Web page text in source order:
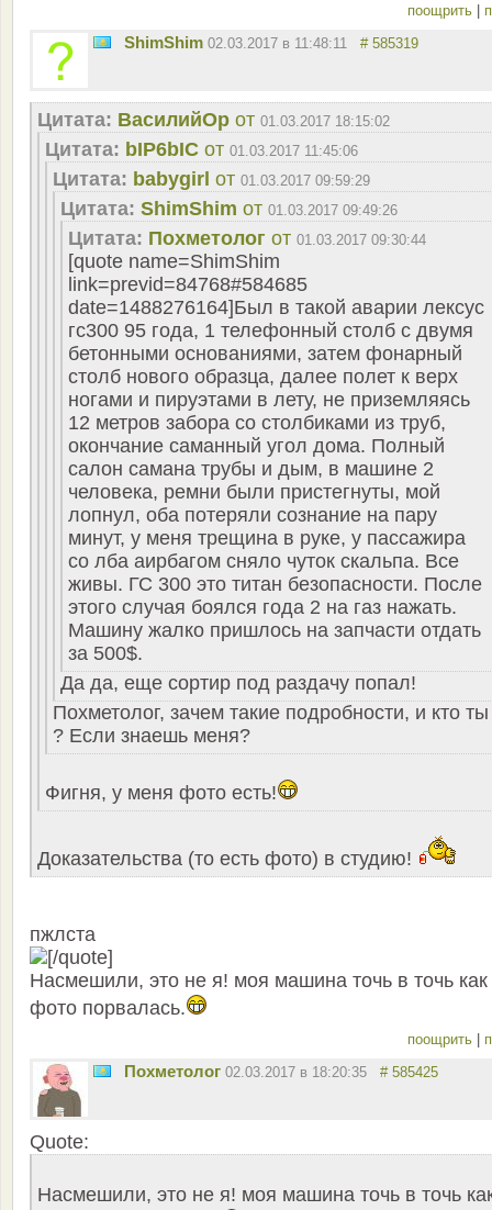
поощрить
ShimShim 02.03.2017 в 11:48:11 # 585319
Цитата: ВасилийОр от 01.03.2017 18:15:02
Цитата: bIP6bIC от 01.03.2017 11:45:06
Цитата: babygirl от 01.03.2017 09:59:29
Цитата: ShimShim от 01.03.2017 09:49:26
Цитата: Похметолог от 01.03.2017 09:30:44
[quote name=ShimShim
link=previd=84768#584685
date=1488276164]Был в такой аварии лексус
гс300 95 года, 1 телефонный столб с двумя
бетонными основаниями, затем фонарный
столб нового образца, далее полет к верх
ногами и пируэтами в лету, не приземляясь
12 метров забора со столбиками из труб,
окончание саманный угол дома. Полный
салон самана трубы и дым, в машине 2
человека, ремни были пристегнуты, мой
лопнул, оба потеряли сознание на пару
минут, у меня трещина в руке, у пассажира
со лба аирбагом сняло чуток скальпа. Все
живы. ГС 300 это титан безопасности. После
этого случая боялся года 2 на газ нажать.
Машину жалко пришлось на запчасти отдать
за 500$.
Да да, еще сортир под раздачу попал!
Похметолог, зачем такие подробности, и кто ты
? Если знаешь меня?
Фигня, у меня фото есть!
Доказательства (то есть фото) в студию!
пжлста
[/quote]
Насмешили, это не я! моя машина точь в точь как
фото порвалась.
поощрить
Похметолог 02.03.2017 в 18:20:35 # 585425
Quote:
Насмешили, это не я! моя машина точь в точь